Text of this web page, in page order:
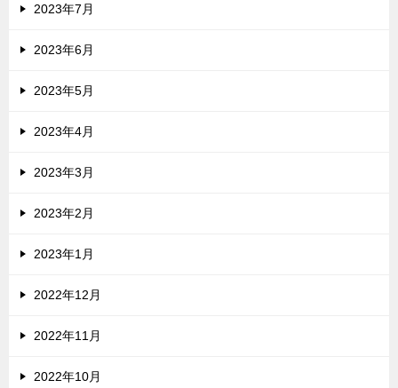
2023年7月
2023年6月
2023年5月
2023年4月
2023年3月
2023年2月
2023年1月
2022年12月
2022年11月
2022年10月